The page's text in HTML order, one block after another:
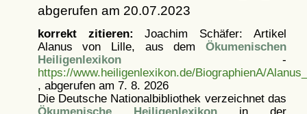
abgerufen am 20.07.2023
korrekt zitieren: Joachim Schäfer: Artikel
Alanus von Lille, aus dem Ökumenischen
Heiligenlexikon-
https://www.heiligenlexikon.de/BiographienA/
, abgerufen am 7. 8. 2026
Die Deutsche Nationalbibliothek verzeichnet das